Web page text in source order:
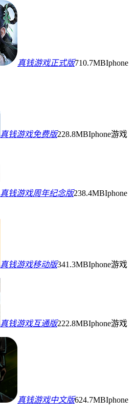
真钱游戏正式版710.7MBIphone
真钱游戏免费版228.8MBIphone游戏
真钱游戏周年纪念版238.4MBIphone
真钱游戏移动版341.3MBIphone游戏
真钱游戏互通版222.8MBIphone游戏
真钱游戏中文版624.7MBIphone